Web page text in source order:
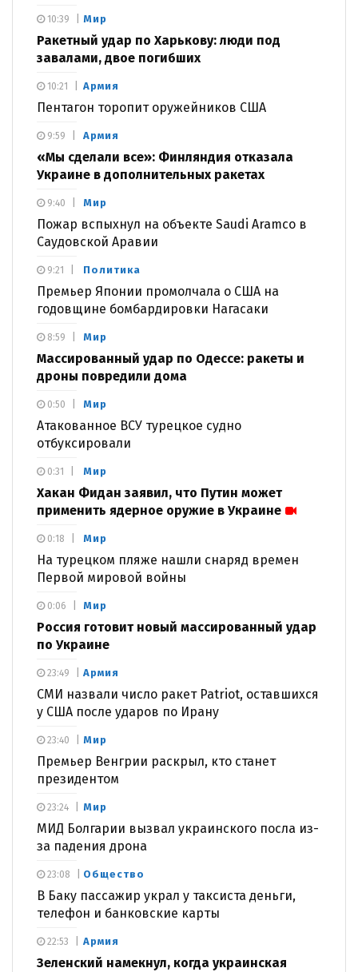
Мир
Ракетный удар по Харькову: люди под
завалами, двое погибших
10:39
Армия
Пентагон торопит оружейников США
10:21
Армия
«Мы сделали все»: Финляндия отказала
Украине в дополнительных ракетах
9:59
Мир
Пожар вспыхнул на объекте Saudi Aramco в
Саудовской Аравии
9:40
Политика
Премьер Японии промолчала о США на
годовщине бомбардировки Нагасаки
9:21
Мир
Массированный удар по Одессе: ракеты и
дроны повредили дома
8:59
Мир
Атакованное ВСУ турецкое судно
отбуксировали
0:50
Мир
Хакан Фидан заявил, что Путин может
применить ядерное оружие в Украине
0:31
Мир
На турецком пляже нашли снаряд времен
Первой мировой войны
0:18
Мир
Россия готовит новый массированный удар
по Украине
0:06
Армия
СМИ назвали число ракет Patriot, оставшихся
у США после ударов по Ирану
23:49
Мир
Премьер Венгрии раскрыл, кто станет
президентом
23:40
Мир
МИД Болгарии вызвал украинского посла из-
за падения дрона
23:24
Общество
В Баку пассажир украл у таксиста деньги,
телефон и банковские карты
23:08
Армия
Зеленский намекнул, когда украинская
22:53